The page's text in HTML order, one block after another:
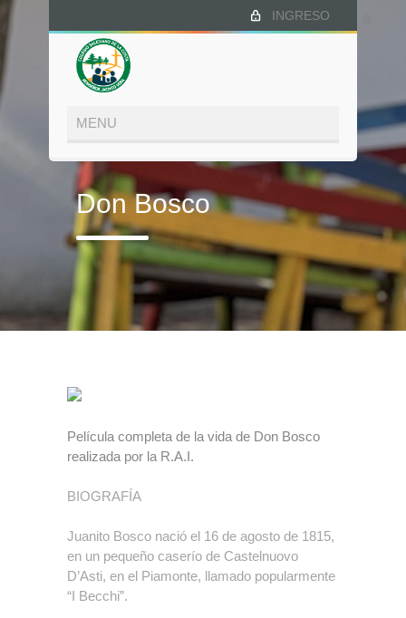
INGRESO
Don Bosco
Película completa de la vida de Don Bosco
realizada por la R.A.I.
BIOGRAFÍA
Juanito Bosco nació el 16 de agosto de 1815,
en un pequeño caserío de Castelnuovo
D’Asti, en el Piamonte, llamado popularmente
“I Becchi”.